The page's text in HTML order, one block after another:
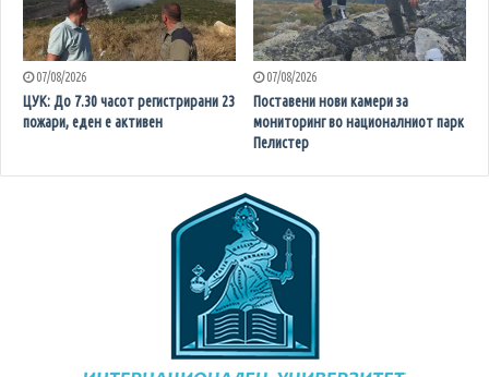
07/08/2026
ЦУК: До 7.30 часот регистрирани 23
пожари, еден е активен
07/08/2026
Поставени нови камери за
мониторинг во националниот парк
Пелистер